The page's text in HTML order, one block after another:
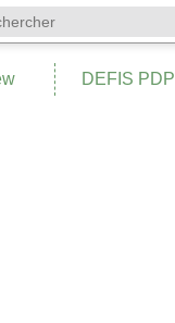
DEFIS PDP